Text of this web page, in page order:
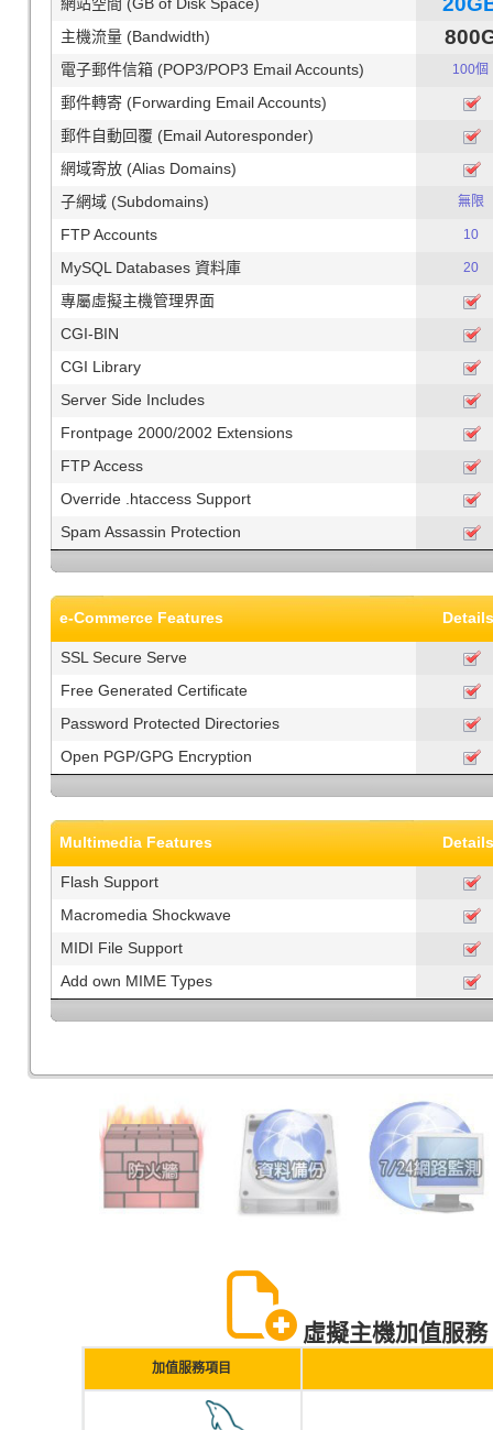
主機流量 (Bandwidth)
電子郵件信箱 (POP3/POP3 Email Accounts) 100個
郵件轉寄 (Forwarding Email Accounts)
郵件自動回覆 (Email Autoresponder)
網域寄放 (Alias Domains)
子網域 (Subdomains)
無限
FTP Accounts 10
MySQL Databases 資料庫 20
專屬虛擬主機管理界面
CGI-BIN
CGI Library
Server Side Includes
Frontpage 2000/2002 Extensions
FTP Access
Override .htaccess Support
Spam Assassin Protection
e-Commerce Features
SSL Secure Serve
Free Generated Certificate
Password Protected Directories
Open PGP/GPG Encryption
Multimedia Features
Flash Support
Macromedia Shockwave
MIDI File Support
Add own MIME Types
虛擬主機加值服
加值服務項目